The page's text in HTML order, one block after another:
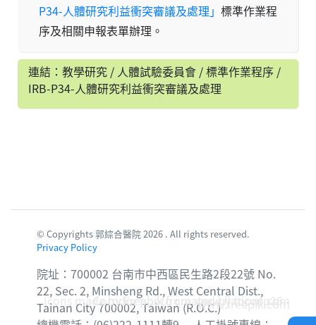
P34-人體研究利益衝突審議及處理」 標準作業程
序及相關申報表單辦理。
連結：教學研究 / 人體試驗委員會 / 標準作業程序 /
IRB-P34-人體研究利益衝突審議及處理
© Copyrights 郭綜合醫院 2026 . All rights reserved.
Privacy Policy
院址：700002 台南市中西區民生路2段22號 No.
22, Sec. 2, Minsheng Rd., West Central Dist.,
Tainan City 700002, Taiwan (R.O.C.)
Icons made byFreepikfromwww.flaticon.com
Corridor photo created by topntp26 -
www.freepik.com